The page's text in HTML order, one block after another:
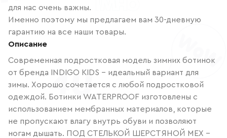
для нас очень важны.
Именно поэтому мы предлагаем вам 30-дневную
гарантию на все наши товары.
Описание
Современная подростковая модель зимних ботинок
от бренда INDIGO KIDS - идеальный вариант для
зимы. Хорошо сочетается с любой подростковой
одеждой. Ботинки WATERPROOF изготовлены с
использованием мембранных материалов, которые
не пропускают влагу внутрь обуви и позволяют
ногам дышать. ПОД СТЕЛЬКОЙ ШЕРСТЯНОЙ МЕХ -